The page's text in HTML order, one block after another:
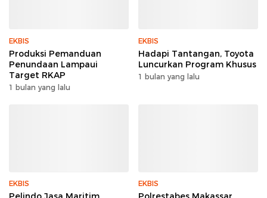
EKBIS
Produksi Pemanduan
Penundaan Lampaui
Target RKAP
1 bulan yang lalu
EKBIS
Hadapi Tantangan, Toyota
Luncurkan Program Khusus
1 bulan yang lalu
EKBIS EKBIS